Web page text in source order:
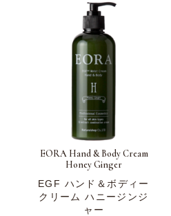
EORA Hand & Body Cream
Honey Ginger
EGF ハンド＆ボディー
クリーム ハニージンジ
ャー